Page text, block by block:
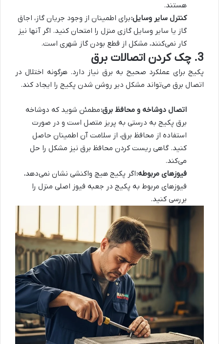
هستند.
کنترل سایر وسایل:برای اطمینان از وجود جریان گاز، اجاق
گاز یا سایر وسایل گازی منزل را امتحان کنید. اگر آنها نیز
کار نمی‌کنند، مشکل از قطع بودن گاز شهری است.
3. چک کردن اتصالات برق
پکیج برای عملکرد صحیح به برق نیاز دارد. هرگونه اختلال در
اتصال برق می‌تواند مشکل دیر روشن شدن پکیج را ایجاد کند.
اتصال دوشاخه و محافظ برق:مطمئن شوید که دوشاخه
برق پکیج به درستی به پریز متصل است و در صورت
استفاده از محافظ برق، از سلامت آن اطمینان حاصل
کنید. گاهی ریست کردن محافظ برق نیز مشکل را حل
می‌کند.
فیوزهای مربوطه:اگر پکیج هیچ واکنشی نشان نمی‌دهد،
فیوزهای مربوط به پکیج در جعبه فیوز اصلی منزل را
بررسی کنید.